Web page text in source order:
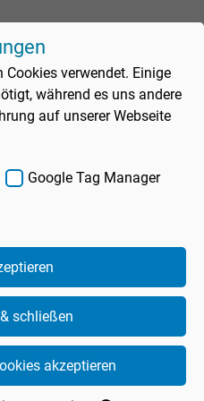
Cookies verwendet. Einige
während es uns andere
auf unserer Webseite
Google Tag Manager
schließen
akzeptieren
Assistent